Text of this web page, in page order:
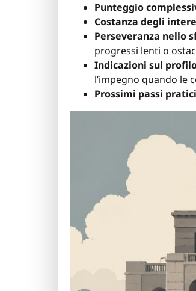
Punteggio
Costanza degli
Perseveranza nello
progressi lenti o
Indicazioni sul
l’impegno quando le
Prossimi passi